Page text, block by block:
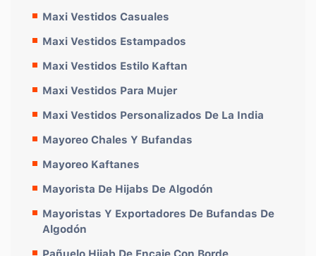
Maxi Vestidos Casuales
Maxi Vestidos Estampados
Maxi Vestidos Estilo Kaftan
Maxi Vestidos Para Mujer
Maxi Vestidos Personalizados De La India
Mayoreo Chales Y Bufandas
Mayoreo Kaftanes
Mayorista De Hijabs De Algodón
Mayoristas Y Exportadores De Bufandas De
Algodón